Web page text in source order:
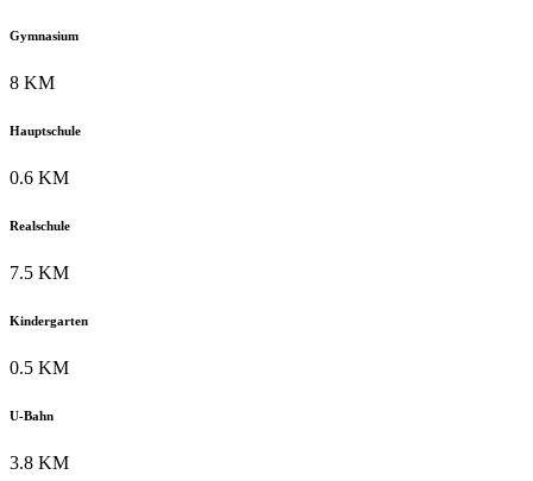
Gymnasium
8 KM
Hauptschule
0.6 KM
Realschule
7.5 KM
Kindergarten
0.5 KM
U-Bahn
3.8 KM